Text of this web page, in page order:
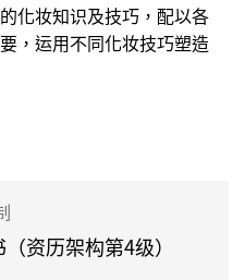
化妆知识及技巧，配以各
，运用不同化妆技巧塑造
资历架构第4级）